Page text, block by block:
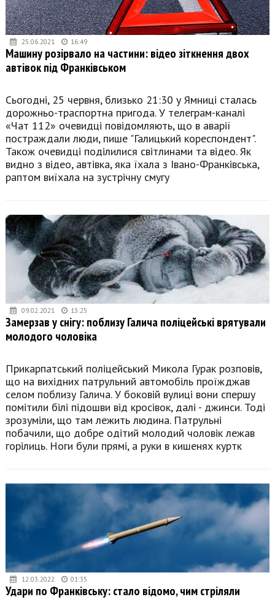
25.06.2021 16:49
Машину розірвало на частини: відео зіткнення двох
автівок під Франківськом
Сьогодні, 25 червня, близько 21:30 у Ямниці сталась
дорожньо-траспортна пригода. У телеграм-каналі
«Чат 112» очевидці повідомляють, що в аварії
постраждали люди, пише "Галицький кореспондент".
Також очевидці поділилися світлинами та відео. Як
видно з відео, автівка, яка їхала з Івано-Франківська,
раптом виїхала на зустрічну смугу
09.02.2021 13:25
Замерзав у снігу: поблизу Галича поліцейські врятували
молодого чоловіка
Прикарпатський поліцейський Микола Гурак розповів,
що на вихідних патрульний автомобіль проїжджав
селом поблизу Галича. У боковій вулиці вони спершу
помітили білі підошви від кросівок, далі - джинси. Тоді
зрозуміли, що там лежить людина. Патрульні
побачили, що добре одітий молодий чоловік лежав
горілиць. Ноги були прямі, а руки в кишенях куртк
12.03.2022 01:35
Удари по Франківську: стало відомо, чим стріляли